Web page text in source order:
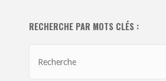
RECHERCHE PAR MOTS CLÉS :